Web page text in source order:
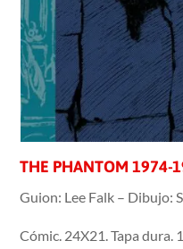
THE PHANTOM 1974-
Guion: Lee Falk – Dibujo:
Cómic. 24X21. Tapa dura.